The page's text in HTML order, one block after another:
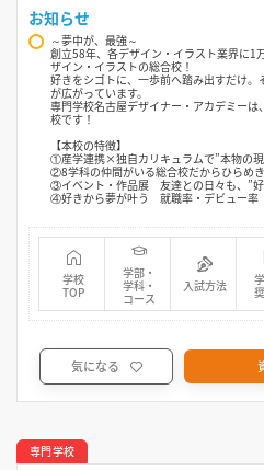
お知らせ
～夢中が、最強～
創立58年、各デザイン・イラスト業界に1
ザイン・イラストの総合校！
好きをシゴトに、一歩前へ踏み出すだけ
が広がっています。
専門学校名古屋デザイナー・アカデミー
校です！
【本校の特徴】
①産学連携×独自カリキュラムで”本物の現
②8学科の仲間がいる総合校だからひらめ
③イベント・作品展 友達との日々も、”好
④好きから夢が叶う 就職率・デビュー率
学校
TOP
学部・
学科・
コース
入試方法
気になる
専門学校